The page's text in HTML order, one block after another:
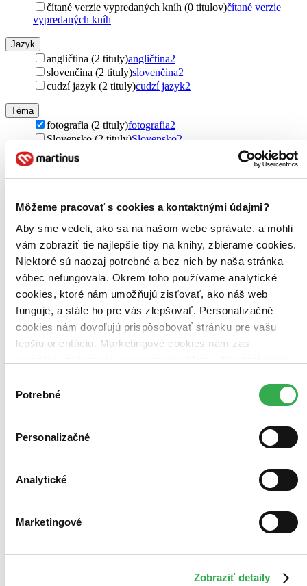
Môžeme pracovať s cookies a kontaktnými údajmi?
Aby sme vedeli, ako sa na našom webe správate, a mohli
vám zobraziť tie najlepšie tipy na knihy, zbierame cookies.
Niektoré sú naozaj potrebné a bez nich by naša stránka
vôbec nefungovala. Okrem toho používame analytické
cookies, ktoré nám umožňujú zisťovať, ako náš web
funguje, a stále ho pre vás zlepšovať. Personalizačné
cookies nám dovoľujú prispôsobovať stránku pre vašu
lepšiu orientáciu. Marketingové cookies nám zas
keby sme mohli používať všetky tieto cookies. Ďakujeme!
súhlasu
Potrebné
Personalizačné
Analytické
Marketingové
Zobraziť detaily
čítané verzie vypredaných kníh (0 titulov)čítané verzie
vypredaných kníh
Jazyk
angličtina (2 tituly)angličtina2
slovenčina (2 tituly)slovenčina2
cudzí jazyk (2 tituly)cudzí jazyk2
Téma
fotografia (2 tituly)fotografia2
Slovensko (2 tituly)Slovensko2
Vydavateľstvo
CBS (2 tituly)CBS2
Väzba
pevná väzba (2 tituly)
Zúžiť výber
Zoradiť
Top hodnotené
Najvyššia zľava
Použité filtre
Zrušiť filtre